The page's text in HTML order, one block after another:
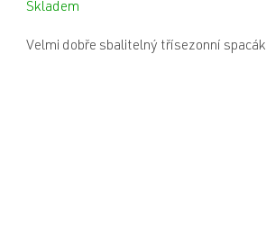
Skladem
Velmi dobře sbalitelný třísezonní spacák